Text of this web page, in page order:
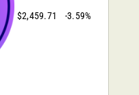
$2,459.71 -3.59%